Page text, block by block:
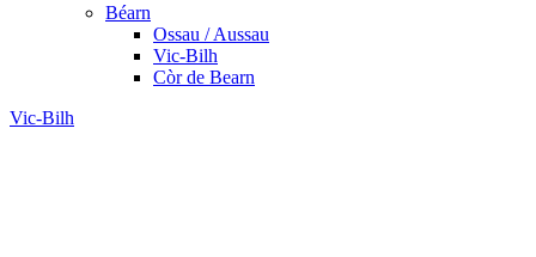
Béarn
Ossau / Aussau
Vic-Bilh
Còr de Bearn
Vic-Bilh